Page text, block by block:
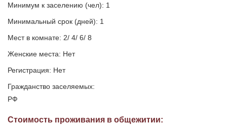
Минимум к заселению (чел): 1
Минимальный срок (дней): 1
Мест в комнате: 2/ 4/ 6/ 8
Женские места: Нет
Регистрация: Нет
Гражданство заселяемых:
РФ
Стоимость проживания в общежитии: